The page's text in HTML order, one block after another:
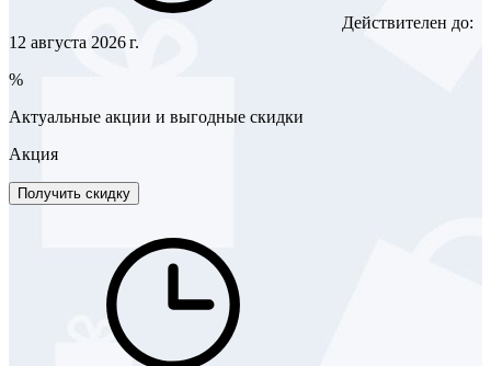
Действителен до:
12 августа 2026 г.
%
Актуальные акции и выгодные скидки
Акция
Получить скидку